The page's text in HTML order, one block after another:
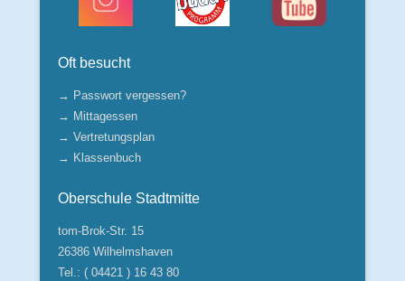
Oft besucht
→ Passwort vergessen?
→ Mittagessen
→ Vertretungsplan
→ Klassenbuch
Oberschule Stadtmitte
tom-Brok-Str. 15
26386 Wilhelmshaven
Tel.: ( 04421 ) 16 43 80